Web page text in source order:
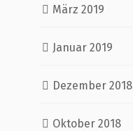
März 2019
Januar 2019
Dezember 2018
Oktober 2018